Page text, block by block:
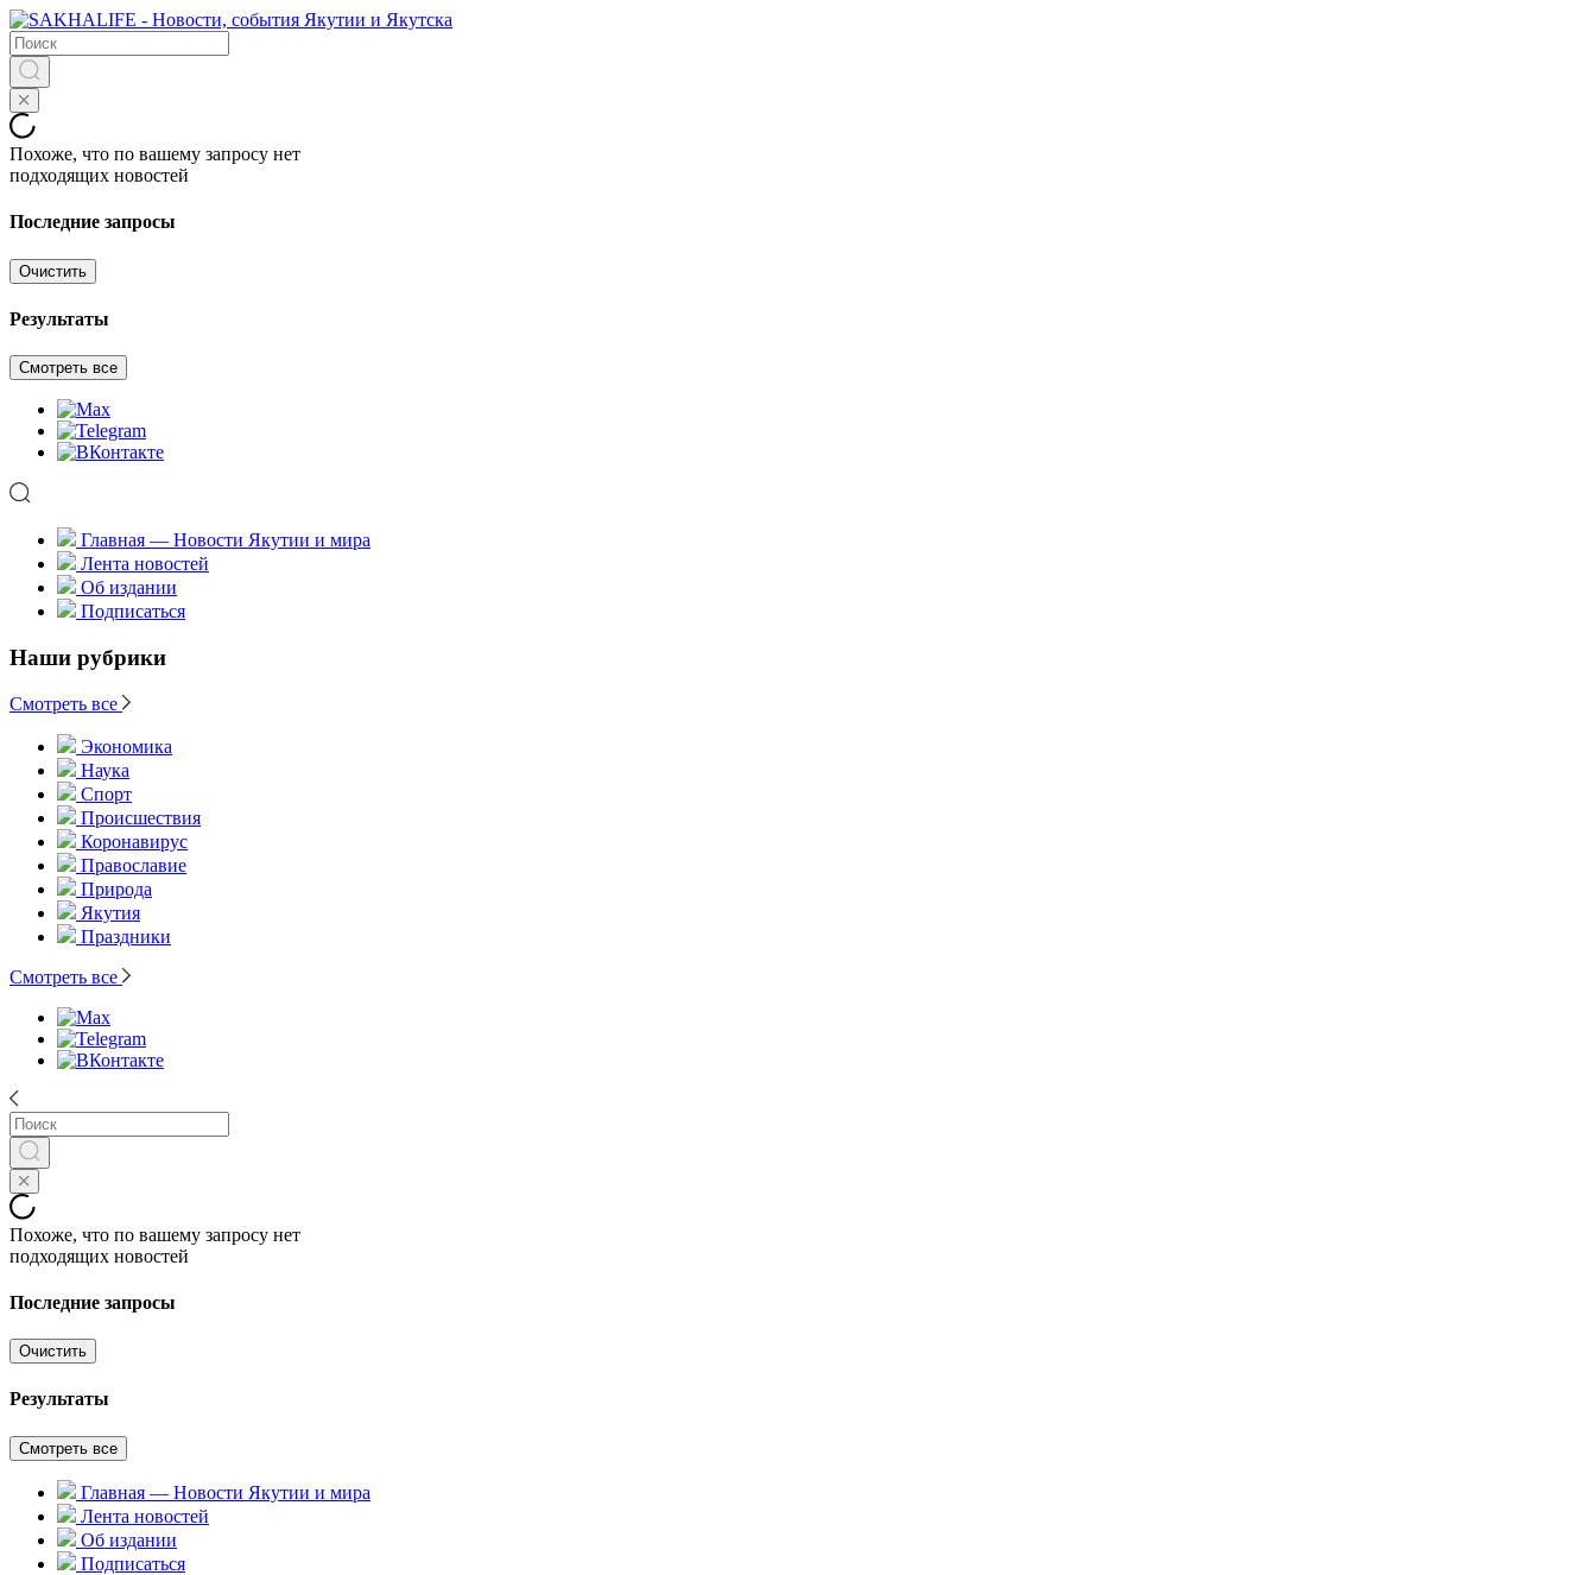
Похоже, что по вашему запросу нет
подходящих новостей
Последние запросы
Очистить
Результаты
Смотреть все
Главная — Новости Якутии и мира
Лента новостей
Об издании
Подписаться
Наши рубрики
Смотреть все
Экономика
Наука
Спорт
Происшествия
Коронавирус
Православие
Природа
Якутия
Праздники
Смотреть все
Похоже, что по вашему запросу нет
подходящих новостей
Последние запросы
Очистить
Результаты
Смотреть все
Главная — Новости Якутии и мира
Лента новостей
Об издании
Подписаться